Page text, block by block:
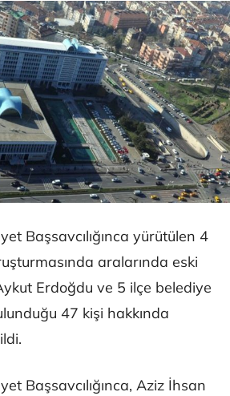
Başsavcılığınca yürütülen 4
aralarında eski
Erdoğdu ve 5 ilçe belediye
47 kişi hakkında
Başsavcılığınca, Aziz İhsan